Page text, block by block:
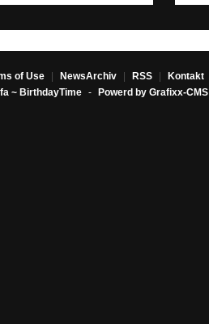
of Use NewsArchiv RSS Kontakt
~ BirthdayTime - Powerd by Grafixx-CMS